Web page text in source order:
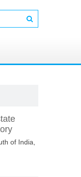
of India,